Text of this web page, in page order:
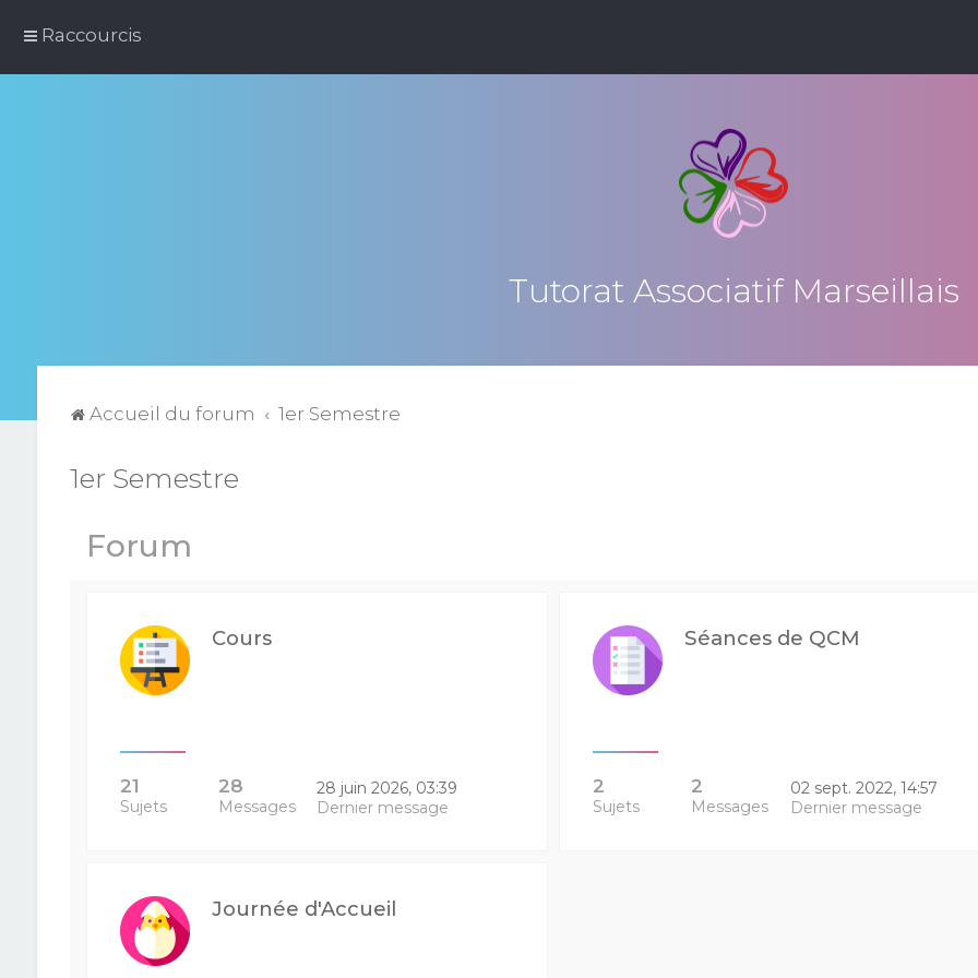
Raccourcis
Tutorat Associatif Marseillais
Accueil du forum 1er Semestre
1er Semestre
Forum
Cours
21
Sujets
28
Messages
28 juin 2026, 03:39
Dernier message
Séances de QCM
2
Sujets
2
Messages
02 sept. 2022, 14:57
Dernier message
Journée d'Accueil